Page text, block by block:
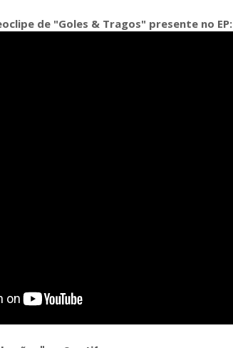
de "Goles & Tragos" presente no EP: